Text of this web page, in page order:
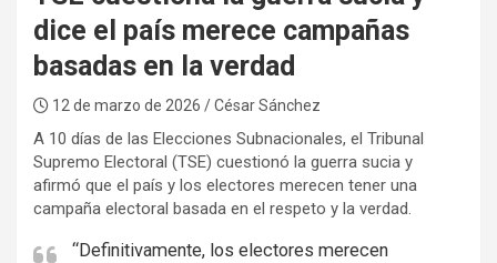
dice el país merece campañas
basadas en la verdad
12 de marzo de 2026 / César Sánchez
A 10 días de las Elecciones Subnacionales, el Tribunal
Supremo Electoral (TSE) cuestionó la guerra sucia y
afirmó que el país y los electores merecen tener una
campaña electoral basada en el respeto y la verdad.
“Definitivamente, los electores merecen